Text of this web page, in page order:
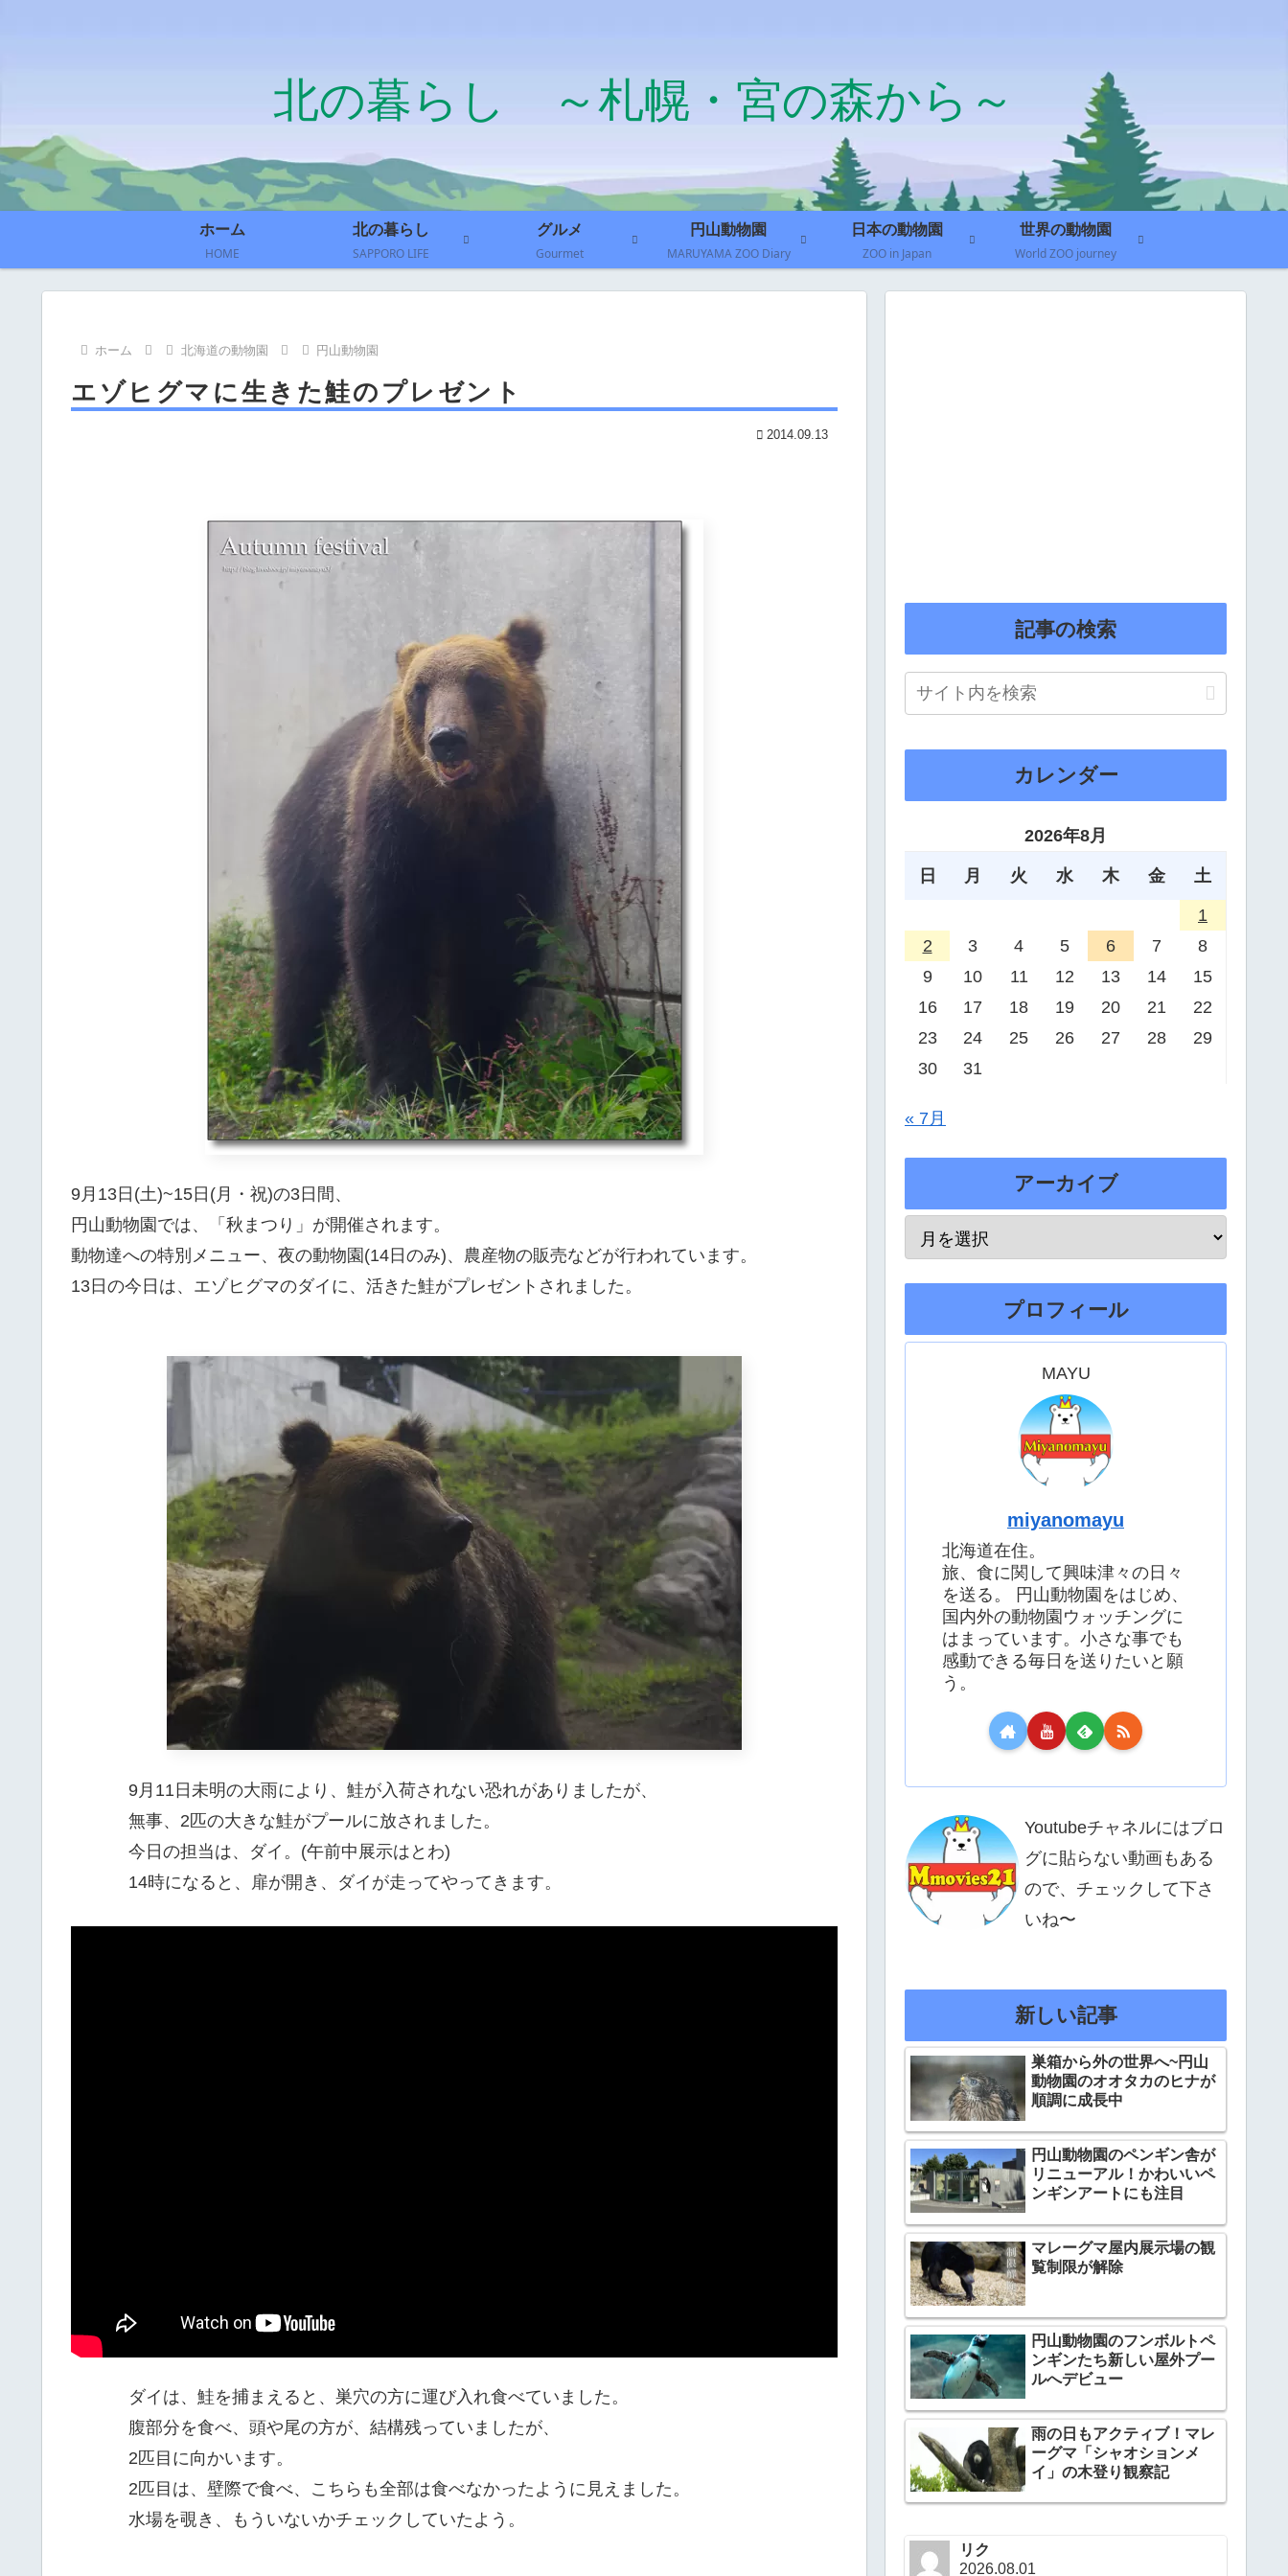
北の暮らし ～札幌・宮の森から～
ホーム
HOME
北の暮らし
SAPPORO LIFE
グルメ
Gourmet
円山動物園
MARUYAMA ZOO Diary
日本の動物園
ZOO in Japan
世界の動物園
World ZOO journey
ホーム 北海道の動物園 円山動物園
エゾヒグマに生きた鮭のプレゼント
2014.09.13
9月13日(土)~15日(月・祝)の3日間、
円山動物園では、「秋まつり」が開催されます。
動物達への特別メニュー、夜の動物園(14日のみ)、農産物の販売などが行われています。
13日の今日は、エゾヒグマのダイに、活きた鮭がプレゼントされました。
9月11日未明の大雨により、鮭が入荷されない恐れがありましたが、
無事、2匹の大きな鮭がプールに放されました。
今日の担当は、ダイ。(午前中展示はとわ)
14時になると、扉が開き、ダイが走ってやってきます。
ダイは、鮭を捕まえると、巣穴の方に運び入れ食べていました。
腹部分を食べ、頭や尾の方が、結構残っていましたが、
2匹目に向かいます。
2匹目は、壁際で食べ、こちらも全部は食べなかったように見えました。
水場を覗き、もういないかチェックしていたよう。
記事の検索
カレンダー
2026年8月
日 月 火 水 木 金 土
1
2
3 4 5 6 7
8
9
10 11 12 13 14
15
16
17 18 19 20 21
22
23
24 25 26 27 28
29
30
31
« 7月
アーカイブ
プロフィール
MAYU
miyanomayu
北海道在住。
旅、食に関して興味津々の日々
を送る。 円山動物園をはじめ、
国内外の動物園ウォッチングに
はまっています。小さな事でも
感動できる毎日を送りたいと願
う。
Youtubeチャネルにはブロ
グに貼らない動画もある
ので、チェックして下さ
いね〜
新しい記事
巣箱から外の世界へ~円山
動物園のオオタカのヒナが
順調に成長中
円山動物園のペンギン舎が
リニューアル！かわいいペ
ンギンアートにも注目
マレーグマ屋内展示場の観
覧制限が解除
円山動物園のフンボルトペ
ンギンたち新しい屋外プー
ルへデビュー
雨の日もアクティブ！マレ
ーグマ「シャオションメ
イ」の木登り観察記
リク
2026.08.01